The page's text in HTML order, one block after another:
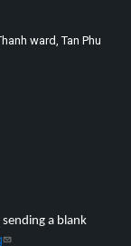
ward, Tan Phu
a blank